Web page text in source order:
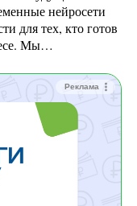
нейросети
для тех, кто готов
Мы…
Реклама